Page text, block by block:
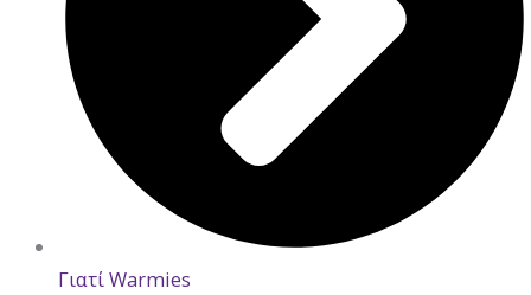
Γιατί Warmies